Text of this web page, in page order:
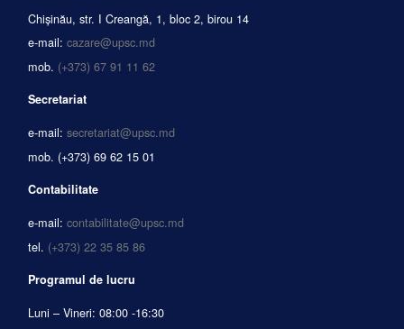
Chișinău, str. I Creangă, 1, bloc 2, birou 14
e-mail: cazare@upsc.md
mob. (+373) 67 91 11 62
Secretariat
e-mail: secretariat@upsc.md
mob. (+373) 69 62 15 01
Contabilitate
e-mail: contabilitate@upsc.md
tel. (+373) 22 35 85 86
Programul de lucru
Luni – Vineri: 08:00 -16:30